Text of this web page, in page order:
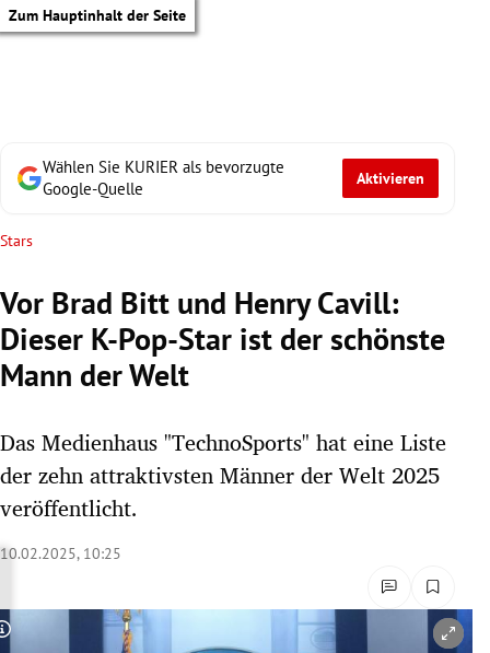
Zum Hauptinhalt der Seite
Untermenü
Untermenü
Untermenü
Wählen Sie KURIER als bevorzugte
Google-Quelle
Aktivieren
Stars
Vor Brad Bitt und Henry Cavill:
Dieser K-Pop-Star ist der schönste
Mann der Welt
Das Medienhaus "TechnoSports" hat eine Liste
der zehn attraktivsten Männer der Welt 2025
veröffentlicht.
10.02.2025, 10:25
Copyright-Hinweis öffnen/schließen